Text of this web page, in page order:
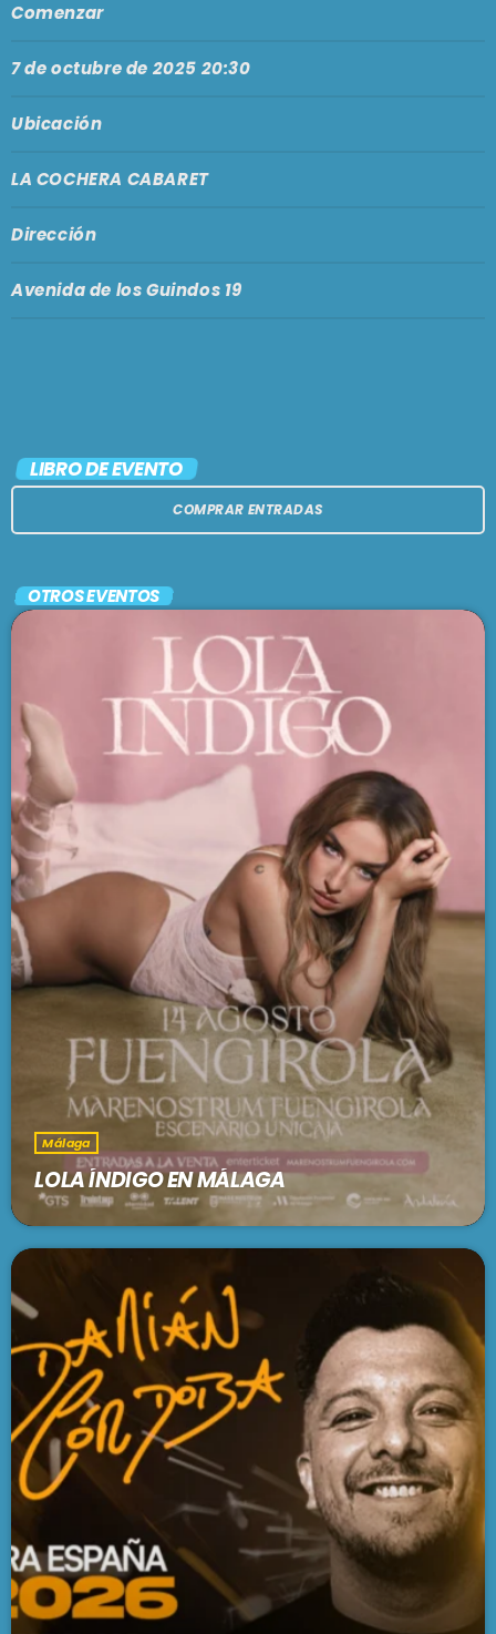
Comenzar
7 de octubre de 2025 20:30
Ubicación
LA COCHERA CABARET
Dirección
Avenida de los Guindos 19
LIBRO DE EVENTO
COMPRAR ENTRADAS
OTROS EVENTOS
Málaga
LOLA ÍNDIGO EN MÁLAGA